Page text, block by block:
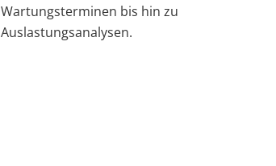
Wartungsterminen bis hin zu
Auslastungsanalysen.